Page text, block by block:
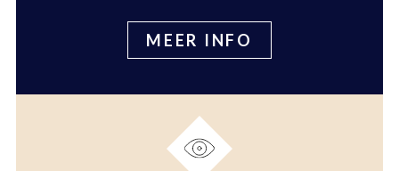
MEER INFO